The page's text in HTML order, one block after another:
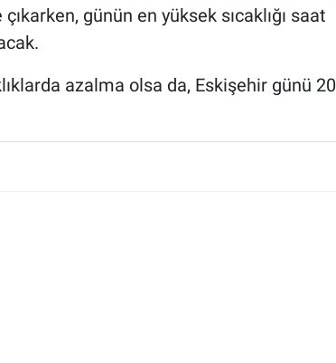
günün en yüksek sıcaklığı saat
azalma olsa da, Eskişehir günü 20